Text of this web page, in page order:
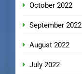
October 2022
September 2022
August 2022
July 2022